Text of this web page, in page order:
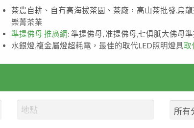
茶農自耕、自有高海拔茶園、茶廠，高山茶批發,烏龍
樂菁茶業
準提佛母 推廣網: 準提佛母, 准提佛母,七俱胝大佛母
水銀燈,複金屬燈超耗電，最佳的取代LED照明燈具取